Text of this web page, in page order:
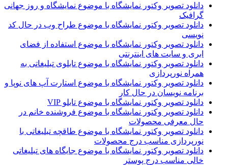
دانلود تصویر وکتور نمایشگاه با موضوع نمایشگاه و روز جهانی
گرافیک
دانلود تصویر وکتور نمایشگاه با موضوع طراح وب در حال کد
نویسی
دانلود تصویر وکتور نمایشگاه با موضوع استفاده از فضای
ابری و سایت های اینترنتی
دانلود تصویر وکتور نمایشگاه با موضوع تابلوی تبلیغاتی به
همراه نورپردازی
دانلود تصویر وکتور نمایشگاه با موضوع استارت آپ های نوپا و
برنامه نویسان در حال کار
دانلود تصویر وکتور نمایشگاه با موضوع تابلو VIP
دانلود تصویر وکتور نمایشگاه با موضوع فروشنده خانم در
حال معرفی محصولات
دانلود تصویر وکتور نمایشگاه با موضوع طاقچه تبلیغاتی با
نورپردازی مناسب درج محصولات
دانلود تصویر وکتور نمایشگاه با موضوع جایگاه های تبلیغاتی
خالی مناسب درج پوستر